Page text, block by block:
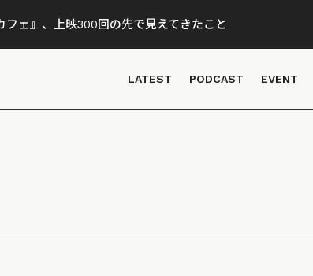
フェ』、上映300回の先で見えてきたこと
LATEST PODCAST EVENT